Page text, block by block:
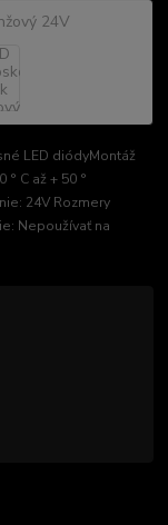
LED diódyMontáž
C až + 50 °
24V Rozmery
Nepoužívať na